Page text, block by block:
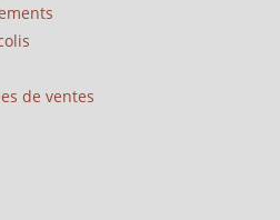
de ventes